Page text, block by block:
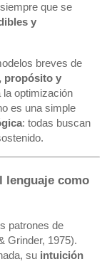
que se
y
breves de
propósito y
la optimización
es una simple
: todas buscan
lenguaje como
patrones de
Grinder, 1975).
su intuición